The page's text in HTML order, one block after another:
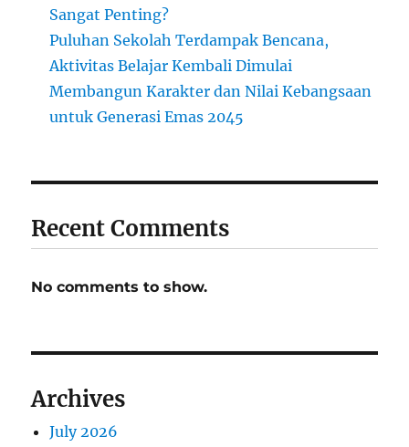
Sangat Penting?
Puluhan Sekolah Terdampak Bencana,
Aktivitas Belajar Kembali Dimulai
Membangun Karakter dan Nilai Kebangsaan
untuk Generasi Emas 2045
Recent Comments
No comments to show.
Archives
July 2026